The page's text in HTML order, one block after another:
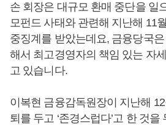
손 회장은 대규모 환매 중단을 일
모펀드 사태와 관련해 지난해 11
중징계를 받았는데요, 금융당국
해서 최고경영자의 책임 있는 자
고 있습니다.
이복현 금융감독원장이 지난해 12
퇴를 두고 ‘존경스럽다’고 한 것